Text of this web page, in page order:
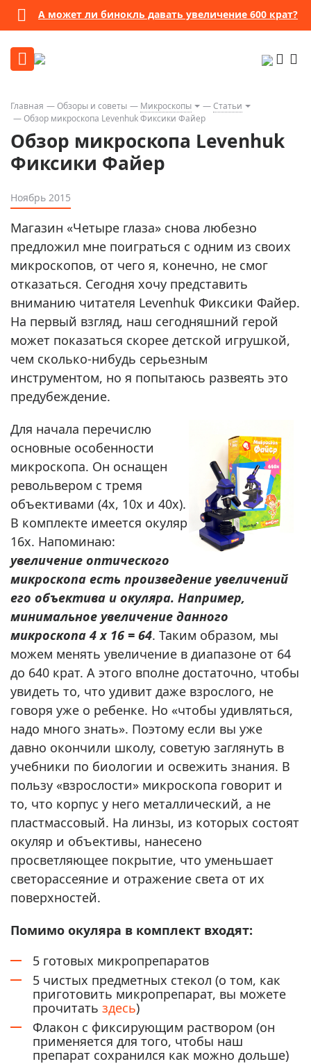
Бессрочная гарантияПосмотреть подробности
Главная Обзоры и советы Микроскопы
Статьи
Обзор микроскопа Levenhuk Фиксики Файер
Обзор микроскопа Levenhuk
Фиксики Файер
Ноябрь 2015
Магазин «Четыре глаза» снова любезно
предложил мне поиграться с одним из своих
микроскопов, от чего я, конечно, не смог
отказаться. Сегодня хочу представить
вниманию читателя Levenhuk Фиксики Файер.
На первый взгляд, наш сегодняшний герой
может показаться скорее детской игрушкой,
чем сколько-нибудь серьезным
инструментом, но я попытаюсь развеять это
предубеждение.
Для начала перечислю
основные особенности
микроскопа. Он оснащен
револьвером с тремя
объективами (4x, 10x и 40x).
В комплекте имеется окуляр
16x. Напоминаю:
увеличение оптического
микроскопа есть произведение увеличений
его объектива и окуляра. Например,
минимальное увеличение данного
микроскопа 4 x 16 = 64. Таким образом, мы
можем менять увеличение в диапазоне от 64
до 640 крат. А этого вполне достаточно, чтобы
увидеть то, что удивит даже взрослого, не
говоря уже о ребенке. Но «чтобы удивляться,
надо много знать». Поэтому если вы уже
давно окончили школу, советую заглянуть в
учебники по биологии и освежить знания. В
пользу «взрослости» микроскопа говорит и
то, что корпус у него металлический, а не
пластмассовый. На линзы, из которых состоят
окуляр и объективы, нанесено
просветляющее покрытие, что уменьшает
светорассеяние и отражение света от их
поверхностей.
Помимо окуляра в комплект входят:
5 готовых микропрепаратов
5 чистых предметных стекол (о том, как
приготовить микропрепарат, вы можете
прочитать здесь)
Флакон с фиксирующим раствором (он
применяется для того, чтобы наш
препарат сохранился как можно дольше)